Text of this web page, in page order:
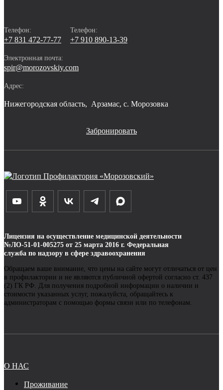
Телефон:
+7 831 472-77-77
Телефон:
+7 910 890-13-39
Электронная почта:
spir@morozovskiy.com
Адрес:
Нижегородская область, Арзамас, с. Морозовка
Забронировать
Лицензия на осуществление медицинской деятельности
№ЛО-51-01-005275 от 25 марта 2016 г. Федеральная
служба по надзору в сфере здравоохранения
Обращаем ваше внимание, что цены на сайте могут отличаться от цен
в профилактории и не являются публичной офертой согласно ст. 437
(2) ГК РФ. Для получения подробной информации о наличии и
стоимости указанных услуг, пожалуйста, обращайтесь к
администраторам с помощью формы связи или по телефонам.
О НАС
Проживание